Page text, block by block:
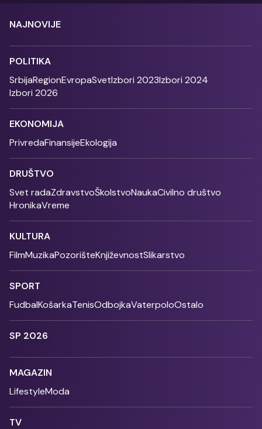
NAJNOVIJE
POLITIKA
SrbijaRegionEvropaSvetIzbori 2023Izbori 2024
Izbori 2026
EKONOMIJA
PrivredaFinansijeEkologija
DRUŠTVO
Svet radaZdravstvoŠkolstvoNaukaCivilno društvo
HronikaVreme
KULTURA
FilmMuzikaPozorišteKnjiževnostSlikarstvo
SPORT
FudbalKošarkaTenisOdbojkaVaterpoloOstalo
SP 2026
MAGAZIN
LifestyleModa
TV